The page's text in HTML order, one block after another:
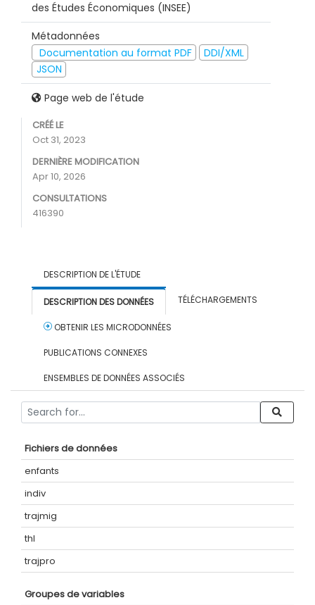
des Études Économiques (INSEE)
Métadonnées
Documentation au format PDF
DDI/XML
JSON
Page web de l'étude
CRÉÉ LE
Oct 31, 2023
DERNIÈRE MODIFICATION
Apr 10, 2026
CONSULTATIONS
416390
DESCRIPTION DE L'ÉTUDE
DESCRIPTION DES DONNÉES TÉLÉCHARGEMENTS
OBTENIR LES MICRODONNÉES
PUBLICATIONS CONNEXES
ENSEMBLES DE DONNÉES ASSOCIÉS
Fichiers de données
enfants
indiv
trajmig
thl
trajpro
Groupes de variables